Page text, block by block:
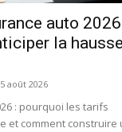
auto 2026
la
5 août 2026
: pourquoi les tarifs
et comment construire